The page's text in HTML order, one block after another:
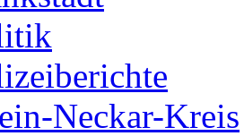
Neckar-Kreis